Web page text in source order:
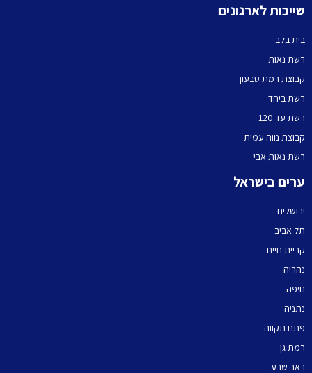
שייכות לארגונים
בית בלב
רשת נאות
קבוצת רמת טבעון
רשת ביחד
רשת עד 120
קבוצת נווה עמית
רשת נאות אבי
ערים בישראל
ירושלים
תל אביב
קריית חיים
נהריה
חיפה
נתניה
פתח תקווה
רמת גן
באר שבע